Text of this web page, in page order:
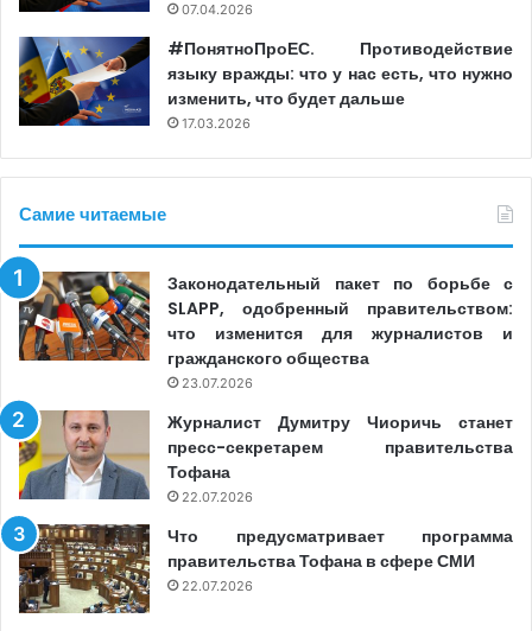
07.04.2026
#ПонятноПроЕС. Противодействие
языку вражды: что у нас есть, что нужно
изменить, что будет дальше
17.03.2026
Самие читаемые
Законодательный пакет по борьбе с
SLAPP, одобренный правительством:
что изменится для журналистов и
гражданского общества
23.07.2026
Журналист Думитру Чиоричь станет
пресс-секретарем правительства
Тофана
22.07.2026
Что предусматривает программа
правительства Тофана в сфере СМИ
22.07.2026